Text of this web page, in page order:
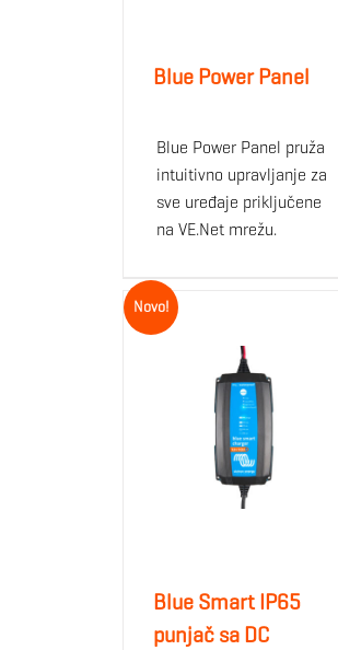
Blue Power Panel
Blue Power Panel pruža
intuitivno upravljanje za
sve uređaje priključene
na VE.Net mrežu.
Novo!
Blue Smart IP65
punjač sa DC